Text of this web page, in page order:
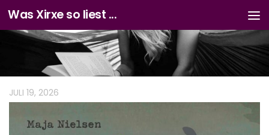
Zum Inhalt springen
Was Xirxe so liest ...
JULI 19, 2026